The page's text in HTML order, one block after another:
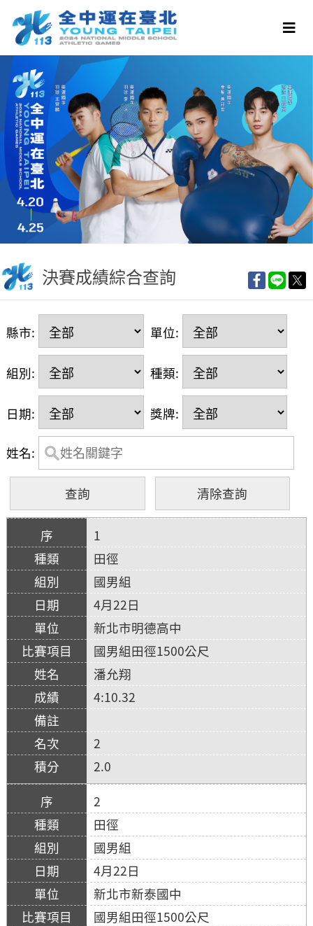
決賽成績綜合查詢
縣市: 單位:
組別: 種類:
日期: 獎牌:
姓名:
1
田徑
國男組
4月22日
新北市明德高中
國男組田徑1500公尺
潘允翔
4:10.32
2
2.0
2
田徑
國男組
4月22日
新北市新泰國中
國男組田徑1500公尺